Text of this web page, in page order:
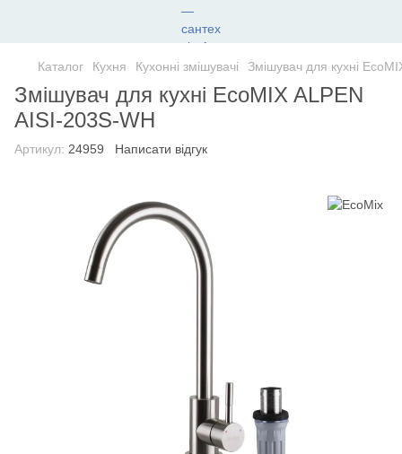
Каталог Кухня Кухонні змішувачі Змішувач для кухні
Змішувач для кухні EcoMIX ALPEN
AISI-203S-WH
Артикул: 24959 Написати відгук